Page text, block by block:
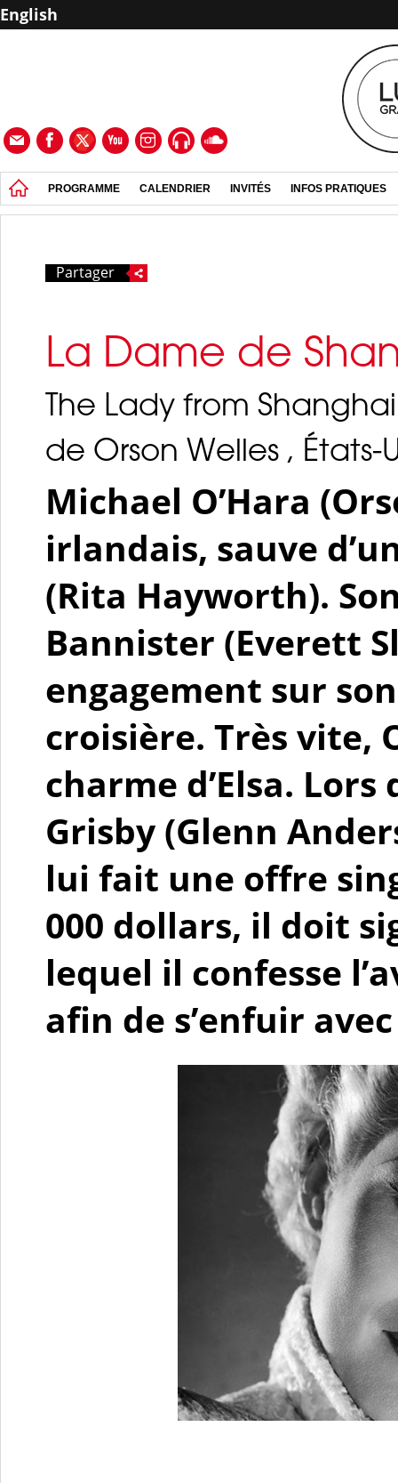
English
PROGRAMME CALENDRIER INVITÉS INFOS PRATIQUES
Partager
La Dame de
The Lady from Shanghai
de Orson Welles , États-
Michael O’Hara
irlandais, sauve
(Rita Hayworth).
Bannister (Everett
engagement sur
croisière. Très vite,
charme d’Elsa. Lors
Grisby (Glenn
lui fait une offre
000 dollars, il doit
lequel il confesse
afin de s’enfuir